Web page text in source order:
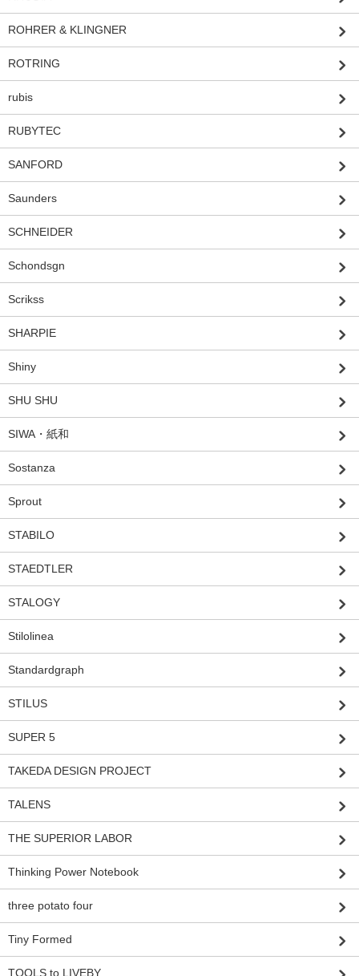
ROHRER & KLINGNER
ROTRING
rubis
RUBYTEC
SANFORD
Saunders
SCHNEIDER
Schondsgn
Scrikss
SHARPIE
Shiny
SHU SHU
SIWA・紙和
Sostanza
Sprout
STABILO
STAEDTLER
STALOGY
Stilolinea
Standardgraph
STILUS
SUPER 5
TAKEDA DESIGN PROJECT
TALENS
THE SUPERIOR LABOR
Thinking Power Notebook
three potato four
Tiny Formed
TOOLS to LIVEBY